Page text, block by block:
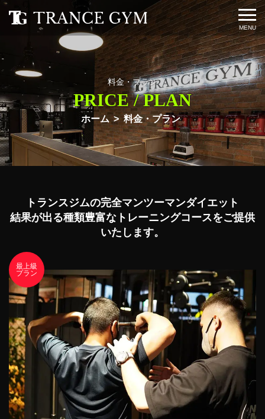
料金・プラン
PRICE / PLAN
ホーム 料金・プラン
トランスジムの完全マンツーマンダイエット
結果が出る種類豊富なトレーニングコースをご提供
いたします。
最上級
プラン